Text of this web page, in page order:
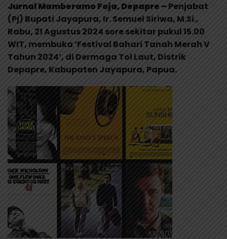
Jurnal Mamberamo Foja, Depapre – Penjabat
(Pj) Bupati Jayapura, Ir. Semuel Siriwa, M.Si.,
Rabu, 21 Agustus 2024 sore sekitar pukul 15.00
WIT, membuka ‘Festival Bahari Tanah Merah V
Tahun 2024’, di Dermaga Tol Laut, Distrik
Depapre, Kabupaten Jayapura, Papua.